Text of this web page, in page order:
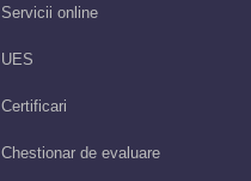
Servicii online
UES
Certificari
Chestionar de evaluare